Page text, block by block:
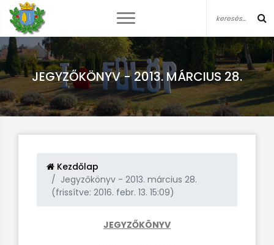
JEGYZŐKÖNYV - 2013. MÁRCIUS 28.
Kezdőlap
Jegyzőkönyv - 2013. március 28.
(frissítve: 2016. febr. 13. 15:09)
JEGYZŐKÖNYV